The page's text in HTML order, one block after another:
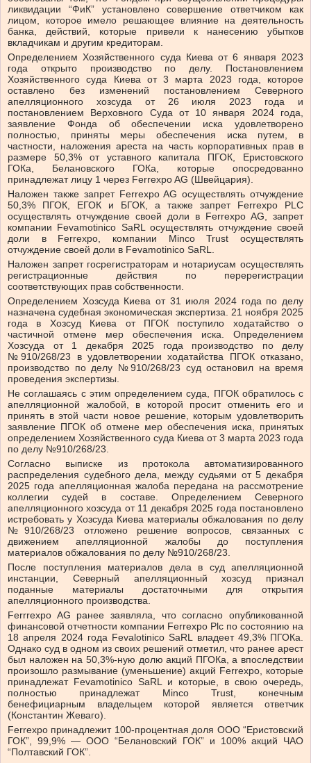
ликвидации “ФиК” установлено совершение ответчиком как
лицом, которое имело решающее влияние на деятельность
банка, действий, которые привели к нанесению убытков
вкладчикам и другим кредиторам.
Определением Хозяйственного суда Киева от 6 января 2023
года открыто производство по делу. Постановлением
Хозяйственного суда Киева от 3 марта 2023 года, которое
оставлено без изменений постановлением Северного
апелляционного хозсуда от 26 июля 2023 года и
постановлением Верховного Суда от 10 января 2024 года,
заявление Фонда об обеспечении иска удовлетворено
полностью, приняты меры обеспечения иска путем, в
частности, наложения ареста на часть корпоративных прав в
размере 50,3% от уставного капитала ПГОК, Еристовского
ГОКа, Белановского ГОКа, которые опосредованно
принадлежат лицу 1 через Ferrexpo AG (Швейцария).
Наложен также запрет Ferrexpo AG осуществлять отчуждение
50,3% ПГОК, ЕГОК и БГОК, а также запрет Ferrexpo PLC
осуществлять отчуждение своей доли в Ferrexpo AG, запрет
компании Fevamotinico SaRL осуществлять отчуждение своей
доли в Ferrexpo, компании Minco Trust осуществлять
отчуждение своей доли в Fevamotinico SaRL.
Наложен запрет госрегистраторам и нотариусам осуществлять
регистрационные действия по перерегистрации
соответствующих прав собственности.
Определением Хозсуда Киева от 31 июля 2024 года по делу
назначена судебная экономическая экспертиза. 21 ноября 2025
года в Хозсуд Киева от ПГОК поступило ходатайство о
частичной отмене мер обеспечения иска. Определением
Хозсуда от 1 декабря 2025 года производство по делу
№910/268/23 в удовлетворении ходатайства ПГОК отказано,
производство по делу №910/268/23 суд остановил на время
проведения экспертизы.
Не соглашаясь с этим определением суда, ПГОК обратилось с
апелляционной жалобой, в которой просит отменить его и
принять в этой части новое решение, которым удовлетворить
заявление ПГОК об отмене мер обеспечения иска, принятых
определением Хозяйственного суда Киева от 3 марта 2023 года
по делу №910/268/23.
Согласно выписке из протокола автоматизированного
распределения судебного дела, между судьями от 5 декабря
2025 года апелляционная жалоба передана на рассмотрение
коллегии судей в составе. Определением Северного
апелляционного хозсуда от 11 декабря 2025 года постановлено
истребовать у Хозсуда Киева материалы обжалования по делу
№910/268/23 отложено решение вопросов, связанных с
движением апелляционной жалобы до поступления
материалов обжалования по делу №910/268/23.
После поступления материалов дела в суд апелляционной
инстанции, Северный апелляционный хозсуд признал
поданные материалы достаточными для открытия
апелляционного производства.
Ferrrexpo AG ранее заявляла, что согласно опубликованной
финансовой отчетности компании Ferrexpo Plc по состоянию на
18 апреля 2024 года Fevalotinico SaRL владеет 49,3% ПГОКа.
Однако суд в одном из своих решений отметил, что ранее арест
был наложен на 50,3%-ную долю акций ПГОКа, а впоследствии
произошло размывание (уменьшение) акций Ferrexpo, которые
принадлежат Fevamotinico SaRL и которые, в свою очередь,
полностью принадлежат Minco Trust, конечным
бенефициарным владельцем которой является ответчик
(Константин Жеваго).
Ferrеxpo принадлежит 100-процентная доля ООО “Еристовский
ГОК”, 99,9% — ООО “Белановский ГОК” и 100% акций ЧАО
“Полтавский ГОК”.